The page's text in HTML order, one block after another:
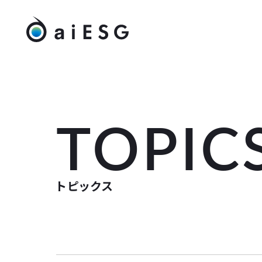
トピックス